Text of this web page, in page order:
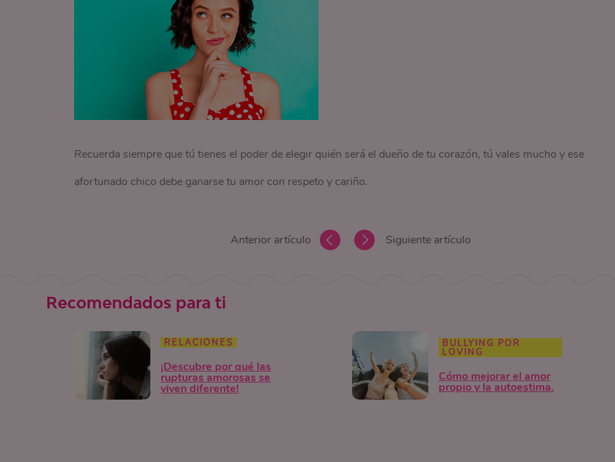
Recuerda siempre que tú tienes el poder de elegir quién será el dueño de tu corazón, tú vales mucho y ese
afortunado chico debe ganarse tu amor con respeto y cariño.
Anterior artículo Siguiente artículo
Recomendados para ti
RELACIONES
¡Descubre por qué las
rupturas amorosas se
viven diferente!
BULLYING POR
LOVING
Cómo mejorar el amor
propio y la autoestima.